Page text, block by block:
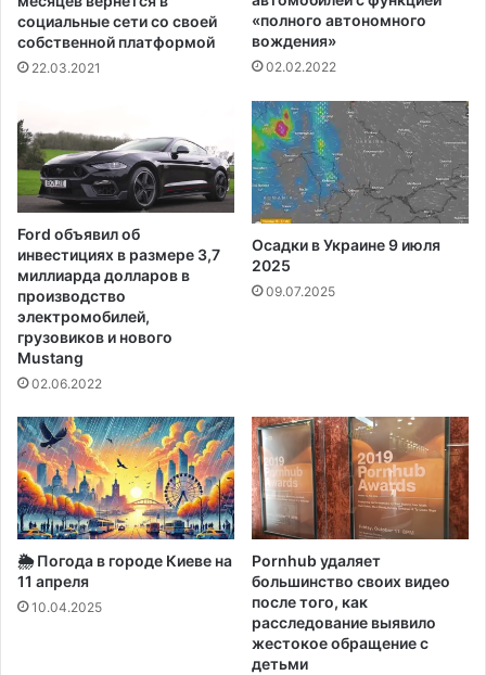
о
л
б
и
я
,
т
о
ы
в
о
з
л
а
в
и
т
ь
о
х
р
л
а
р
у
л
и
р
в
н
и
я
м
я
н
о
й
п
р
о
м
ы
ш
социальные сети со своей
собственной платформой
22.03.2021
«полного автономного
вождения»
02.02.2022
Ford объявил об
инвестициях в размере 3,7
миллиарда долларов в
производство
электромобилей,
грузовиков и нового
Mustang
02.06.2022
Осадки в Украине 9 июля
2025
09.07.2025
🌦️ Погода в городе Киеве на
11 апреля
10.04.2025
Pornhub удаляет
большинство своих видео
после того, как
расследование выявило
жестокое обращение с
детьми